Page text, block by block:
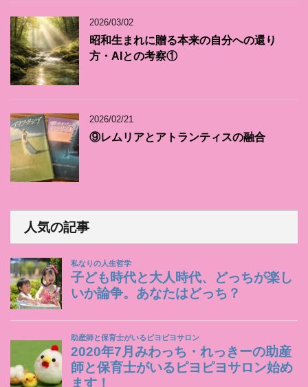
2026/03/02
昭和生まれに贈る本来の自分への還り
方・AIとの考察①
2026/02/21
⑨レムリアとアトランティスの融合
人気の記事